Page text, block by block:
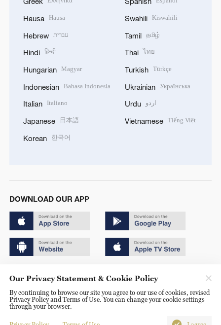
Hausa Hausa
Hebrew עברית
Hindi हिन्दी
Hungarian Magyar
Indonesian Bahasa Indonesia
Italian Italiano
Japanese 日本語
Korean 한국어
Swahili Kiswahili
Tamil தமிழ்
Thai ไทย
Turkish Türkçe
Ukrainian Українська
Urdu اردو
Vietnamese Tiếng Việt
DOWNLOAD OUR APP
京ICP备20000184号
京公网安备 11010502050052号
Disinformation report hotline: 010-85061466
Our Privacy Statement & Cookie Policy
By continuing to browse our site you agree to our use of cookies, revised
Privacy Policy and Terms of Use. You can change your cookie settings
through your browser.